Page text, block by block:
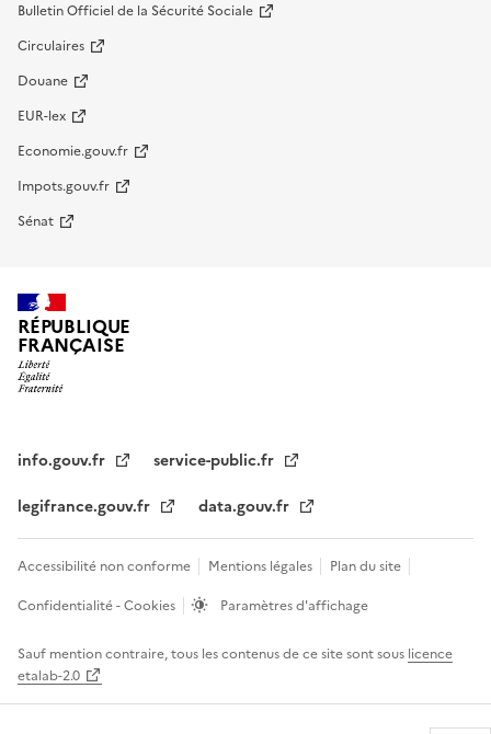
Bulletin Officiel de la Sécurité Sociale
Circulaires
Douane
EUR-lex
Economie.gouv.fr
Impots.gouv.fr
Sénat
RÉPUBLIQUE
FRANÇAISE
info.gouv.fr
service-public.fr
legifrance.gouv.fr
data.gouv.fr
Accessibilité non conforme Mentions légales
Plan du site
Confidentialité - Cookies
Paramètres d'affichage
Sauf mention contraire, tous les contenus de ce site sont sous licence
etalab-2.0